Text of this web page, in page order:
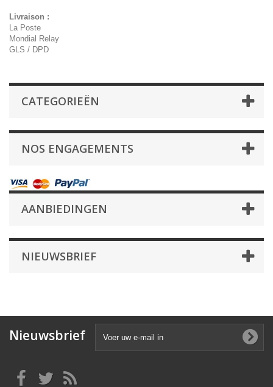
Livraison :
La Poste
Mondial Relay
GLS / DPD
CATEGORIEËN
NOS ENGAGEMENTS
AANBIEDINGEN
NIEUWSBRIEF
Nieuwsbrief